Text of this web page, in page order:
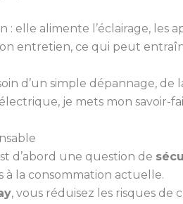
elle alimente l’éclairage, les
entretien, ce qui peut
d’un simple dépannage,
je mets mon savoir-
d’abord une question de
la consommation actuelle.
, vous réduisez les risques de